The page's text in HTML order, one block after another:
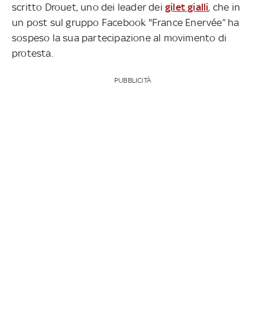
scritto Drouet, uno dei leader dei gilet gialli, che in
un post sul gruppo Facebook "France Enervée” ha
sospeso la sua partecipazione al movimento di
protesta.
PUBBLICITÀ